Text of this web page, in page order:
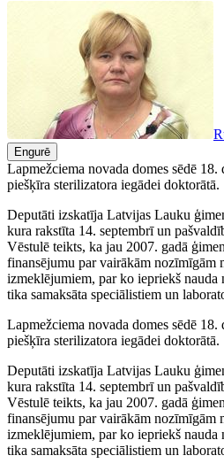
Engurē
Lapmežciema novada domes sēdē
piešķīra sterilizatora iegādei doktorātā.
Deputāti izskatīja Latvijas Lauku
kura rakstīta 14. septembrī un
Vēstulē teikts, ka jau 2007. gadā
finansējumu par vairākām nozīmīgām
izmeklējumiem, par ko iepriekš nauda
tika samaksāta speciālistiem un
Lapmežciema novada domes sēdē
piešķīra sterilizatora iegādei doktorātā.
Deputāti izskatīja Latvijas Lauku
kura rakstīta 14. septembrī un
Vēstulē teikts, ka jau 2007. gadā
finansējumu par vairākām nozīmīgām
izmeklējumiem, par ko iepriekš nauda
tika samaksāta speciālistiem un